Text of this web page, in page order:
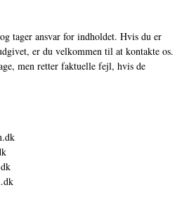
tager ansvar for indholdet. Hvis du er
er du velkommen til at kontakte os.
men retter faktuelle fejl, hvis de